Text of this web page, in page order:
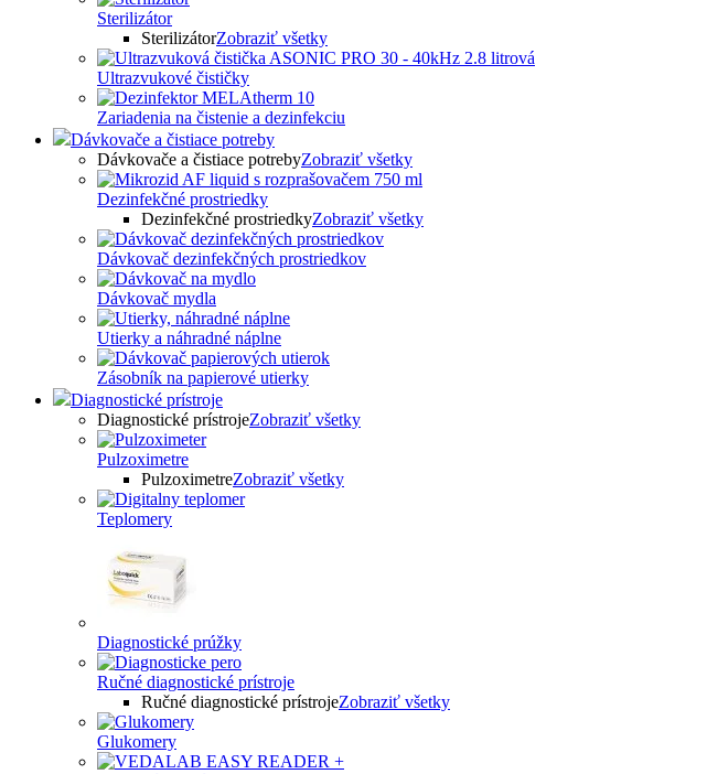
Sterilizátor
SterilizátorZobraziť všetky
Ultrazvukové čističky
Zariadenia na čistenie a dezinfekciu
Dávkovače a čistiace potreby
Dávkovače a čistiace potrebyZobraziť všetky
Dezinfekčné prostriedky
Dezinfekčné prostriedkyZobraziť všetky
Dávkovač dezinfekčných prostriedkov
Dávkovač mydla
Utierky a náhradné náplne
Zásobník na papierové utierky
Diagnostické prístroje
Diagnostické prístrojeZobraziť všetky
Pulzoximetre
PulzoximetreZobraziť všetky
Teplomery
Diagnostické prúžky
Ručné diagnostické prístroje
Ručné diagnostické prístrojeZobraziť všetky
Glukomery